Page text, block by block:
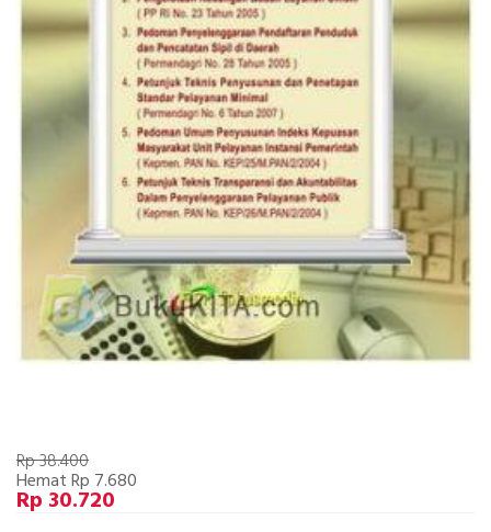
Rp 38.400
Hemat Rp 7.680
Rp 30.720